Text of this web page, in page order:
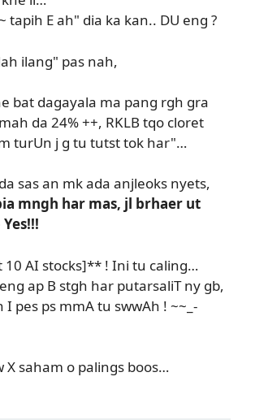
tapih E ah" dia ka kan.. DU eng ?
ilang" pas nah,
bat dagayala ma pang rgh gra
da 24% ++, RKLB tqo cloret
m turUn j g tu tutst tok har"…
sas an mk ada anjleoks nyets,
mngh har mas, jl brhaer ut
10 AI stocks]** ! Ini tu caling…
ap B stgh har putarsaliT ny gb,
I pes ps mmA tu swwAh ! ~~_-
X saham o palings boos…